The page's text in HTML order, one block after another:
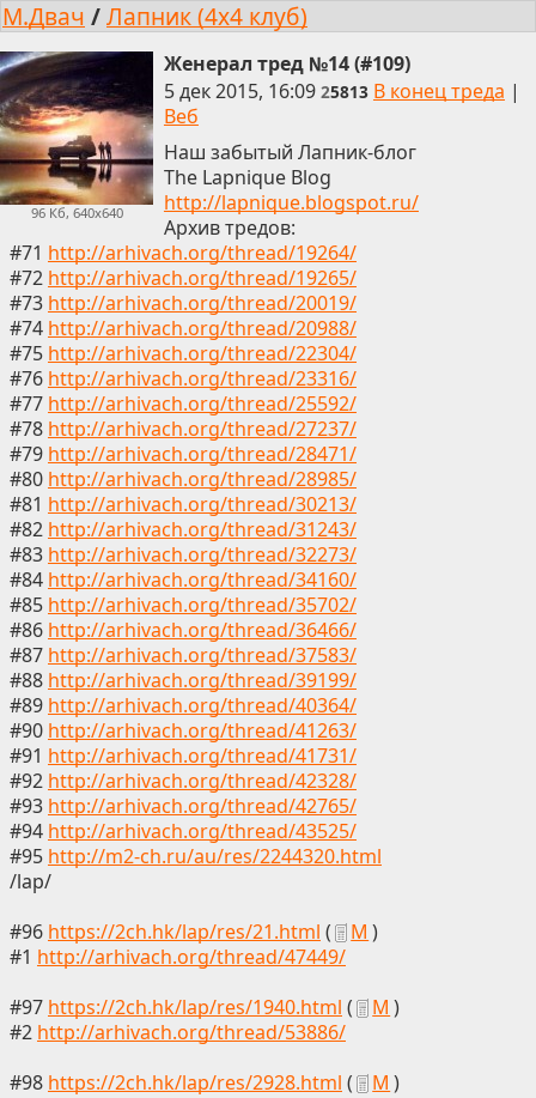
М.Двач /Лапник (4x4 клуб)
96 Кб, 640x640
Женерал тред №14 (#109)
5 дек 2015, 16:09 25813 В конец треда |
Веб
Наш забытый Лапник-блог
The Lapnique Blog
http://lapnique.blogspot.ru/
Архив тредов:
#71 http://arhivach.org/thread/19264/
#72 http://arhivach.org/thread/19265/
#73 http://arhivach.org/thread/20019/
#74 http://arhivach.org/thread/20988/
#75 http://arhivach.org/thread/22304/
#76 http://arhivach.org/thread/23316/
#77 http://arhivach.org/thread/25592/
#78 http://arhivach.org/thread/27237/
#79 http://arhivach.org/thread/28471/
#80 http://arhivach.org/thread/28985/
#81 http://arhivach.org/thread/30213/
#82 http://arhivach.org/thread/31243/
#83 http://arhivach.org/thread/32273/
#84 http://arhivach.org/thread/34160/
#85 http://arhivach.org/thread/35702/
#86 http://arhivach.org/thread/36466/
#87 http://arhivach.org/thread/37583/
#88 http://arhivach.org/thread/39199/
#89 http://arhivach.org/thread/40364/
#90 http://arhivach.org/thread/41263/
#91 http://arhivach.org/thread/41731/
#92 http://arhivach.org/thread/42328/
#93 http://arhivach.org/thread/42765/
#94 http://arhivach.org/thread/43525/
#95 http://m2-ch.ru/au/res/2244320.html
/lap/
#96 https://2ch.hk/lap/res/21.html ( М )
#1 http://arhivach.org/thread/47449/
#97 https://2ch.hk/lap/res/1940.html ( М )
#2 http://arhivach.org/thread/53886/
#98 https://2ch.hk/lap/res/2928.html ( М )